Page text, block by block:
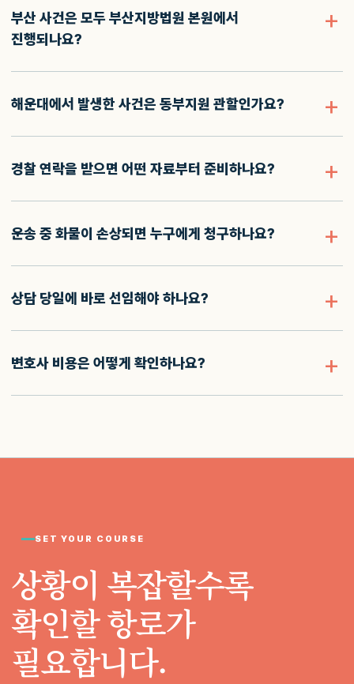
부산 사건은 모두 부산지방법원 본원에서
진행되나요?
해운대에서 발생한 사건은 동부지원 관할인가요?
경찰 연락을 받으면 어떤 자료부터 준비하나요?
운송 중 화물이 손상되면 누구에게 청구하나요?
상담 당일에 바로 선임해야 하나요?
변호사 비용은 어떻게 확인하나요?
SET YOUR COURSE
상황이 복잡할수록
확인할 항로가
필요합니다.